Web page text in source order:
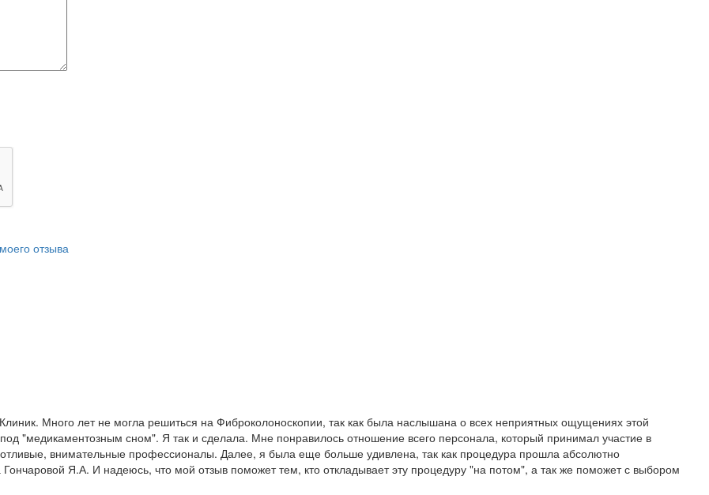
отзыва
Много лет не могла решиться на Фиброколоноскопии, так как была наслышана о всех неприятных ощущениях этой
"медикаментозным сном". Я так и сделала. Мне понравилось отношение всего персонала, который принимал участие в
внимательные профессионалы. Далее, я была еще больше удивлена, так как процедура прошла абсолютно
Я.А. И надеюсь, что мой отзыв поможет тем, кто откладывает эту процедуру "на потом", а так же поможет с выбором